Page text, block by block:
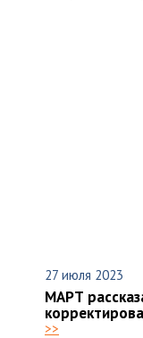
27 июля 2023
МАРТ
>>